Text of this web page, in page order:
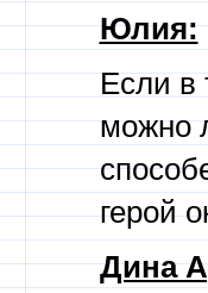
Юлия:
Если в
можно
герой
Дина